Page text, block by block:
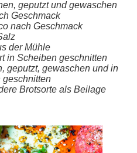
geputzt und gewaschen
Geschmack
nach Geschmack
der Mühle
in Scheiben geschnitten
geputzt, gewaschen und in
geschnitten
Brotsorte als Beilage